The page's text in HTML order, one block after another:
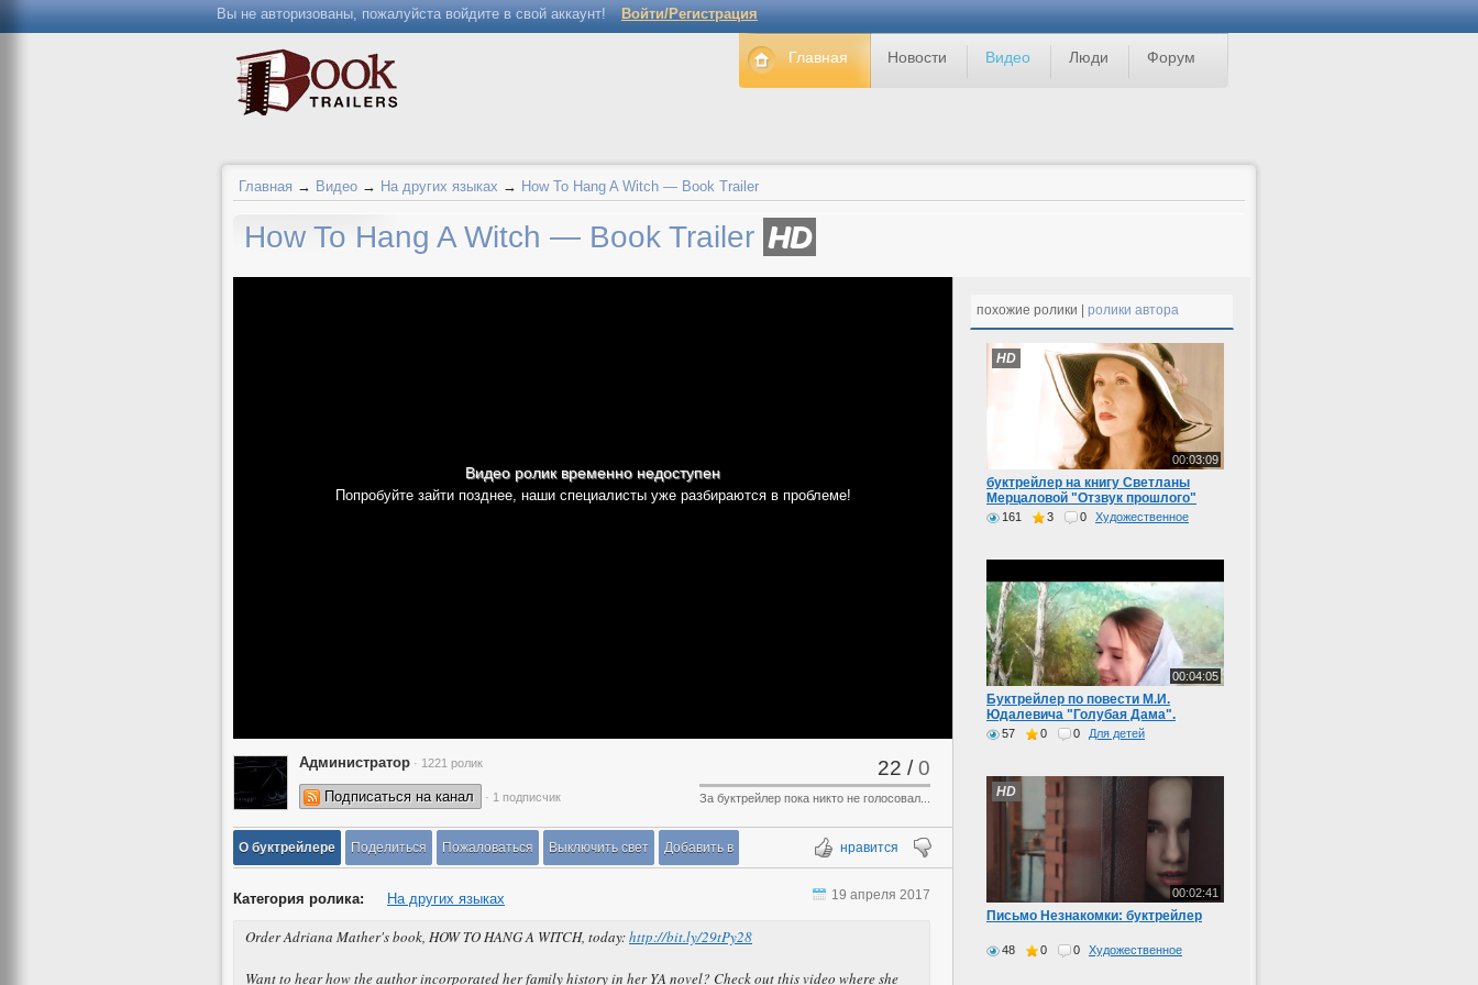
Вы не авторизованы, пожалуйста войдите в свой аккаунт! Войти/Регистрация
Главная Новости Видео Люди Форум
Главная → Видео → На других языках → How To Hang A Witch — Book Trailer
How To Hang A Witch — Book Trailer HD
Видео ролик временно недоступен
Попробуйте зайти позднее, наши специалисты уже разбираются в проблеме!
Администратор · 1221 ролик
Подписаться на канал · 1 подписчик
22 /0
За буктрейлер пока никто не голосовал...
нравится
О буктрейлере Поделиться Пожаловаться Выключить свет Добавить в
Категория ролика: На других языках
Order Adriana Mather's book, HOW TO HANG A WITCH, today:http://bit.ly/29tPy28
Want to hear how the author incorporated her family history in her YA novel? Check out this video where she
19 апреля 2017
похожие ролики | ролики автора
00:03:09
HD
буктрейлер на книгу Светланы
Мерцаловой "Отзвук прошлого"
161 3 0 Художественное
00:04:05
Буктрейлер по повести М.И.
Юдалевича "Голубая Дама".
57 0 0 Для детей
00:02:41
HD
Письмо Незнакомки: буктрейлер
48 0 0 Художественное